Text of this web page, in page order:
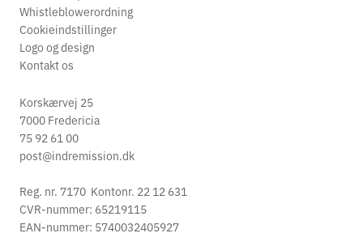
Whistleblowerordning
Cookieindstillinger
Logo og design
Kontakt os
Korskærvej 25
7000 Fredericia
75 92 61 00
post@indremission.dk
Reg. nr. 7170 Kontonr. 22 12 631
CVR-nummer: 65219115
EAN-nummer: 5740032405927